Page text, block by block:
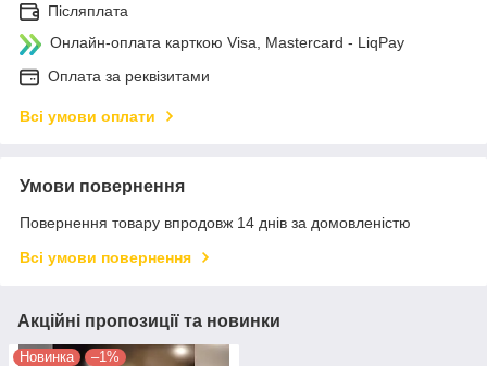
Післяплата
Онлайн-оплата карткою Visa, Mastercard - LiqPay
Оплата за реквізитами
Всі умови оплати
Умови повернення
Повернення товару впродовж 14 днів за домовленістю
Всі умови повернення
Акційні пропозиції та новинки
Новинка –1%